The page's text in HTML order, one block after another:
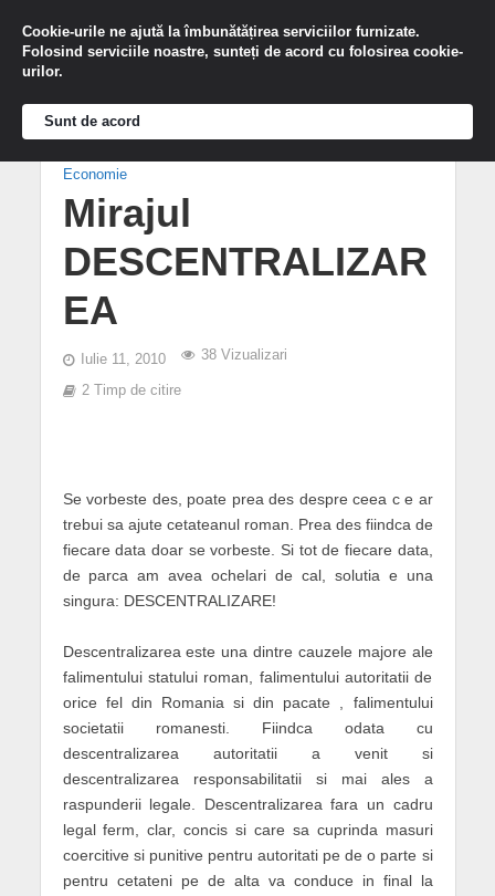
Economie
Mirajul
DESCENTRALIZAR
EA
Iulie 11, 2010 38 Vizualizari
2 Timp de citire
Se vorbeste des, poate prea des despre ceea c e ar
trebui sa ajute cetateanul roman. Prea des fiindca de
fiecare data doar se vorbeste. Si tot de fiecare data,
de parca am avea ochelari de cal, solutia e una
singura: DESCENTRALIZARE!
Descentralizarea este una dintre cauzele majore ale
falimentului statului roman, falimentului autoritatii de
orice fel din Romania si din pacate , falimentului
societatii romanesti. Fiindca odata cu
descentralizarea autoritatii a venit si
descentralizarea responsabilitatii si mai ales a
raspunderii legale. Descentralizarea fara un cadru
legal ferm, clar, concis si care sa cuprinda masuri
coercitive si punitive pentru autoritati pe de o parte si
pentru cetateni pe de alta va conduce in final la
Cookie-urile ne ajută la îmbunătățirea serviciilor furnizate.
Folosind serviciile noastre, sunteți de acord cu folosirea cookie-
urilor.
Sunt de acord